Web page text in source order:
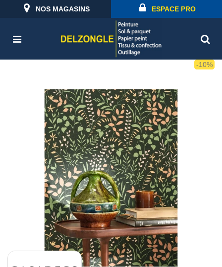
NOS MAGASINS ESPACE PRO
-10%